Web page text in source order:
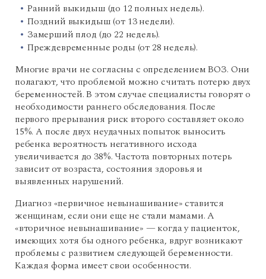
Ранний выкидыш (до 12 полных недель).
Поздний выкидыш (от 13 недели).
Замерший плод (до 22 недель).
Преждевременные роды (от 28 недель).
Многие врачи не согласны с определением ВОЗ. Они
полагают, что проблемой можно считать потерю двух
беременностей. В этом случае специалисты говорят о
необходимости раннего обследования. После
первого прерывания риск второго составляет около
15%. А после двух неудачных попыток выносить
ребенка вероятность негативного исхода
увеличивается до 38%. Частота повторных потерь
зависит от возраста, состояния здоровья и
выявленных нарушений.
Диагноз «первичное невынашивание» ставится
женщинам, если они еще не стали мамами. А
«вторичное невынашивание» — когда у пациенток,
имеющих хотя бы одного ребенка, вдруг возникают
проблемы с развитием следующей беременности.
Каждая форма имеет свои особенности.